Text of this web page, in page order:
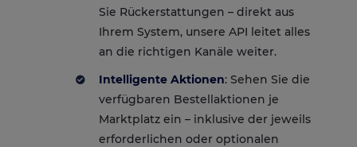
Sie Rückerstattungen – direkt aus
Ihrem System, unsere API leitet alles
an die richtigen Kanäle weiter.
Intelligente Aktionen: Sehen Sie die
verfügbaren Bestellaktionen je
Marktplatz ein – inklusive der jeweils
erforderlichen oder optionalen